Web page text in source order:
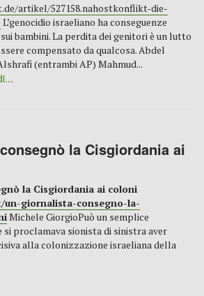
artikel/527158.nahostkonflikt-die-
L’genocidio israeliano ha conseguenze
bambini. La perdita dei genitori è un lutto
compensato da qualcosa. Abdel
(entrambi AP) Mahmud...
la Cisgiordania ai
la Cisgiordania ai coloni
giornalista-consegno-la-
Michele GiorgioPuò un semplice
proclamava sionista di sinistra aver
alla colonizzazione israeliana della